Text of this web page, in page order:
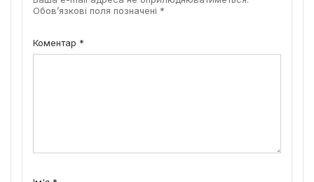
Обов’язкові поля позначені *
Коментар *